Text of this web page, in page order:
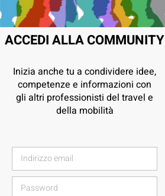
ACCEDI ALLA COMMUNITY
Inizia anche tu a condividere idee,
competenze e informazioni con
gli altri professionisti del travel e
della mobilità